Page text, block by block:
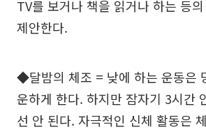
TV를 보거나 책을 읽거나 하는 등
제안한다.
◆달밤의 체조 = 낮에 하는 운동은
운하게 한다. 하지만 잠자기 3시간
선 안 된다. 자극적인 신체 활동은